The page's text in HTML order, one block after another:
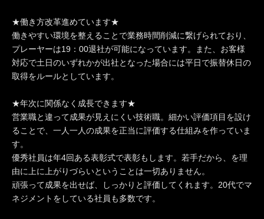
★働き方改革進めています★
働きやすい環境を整えることで業務時間削減に繋げられており、
プレーヤーは19：00退社が可能になっています。また、お客様
対応で土日のいずれかが出社となった場合には平日で振替休日の
取得をルールとしています。
★年次に関係なく成長できます★
営業職と違って成果が見えにくい技術職。細かい評価項目を設け
ることで、一人一人の成果を正当に評価する仕組みを作っていま
す。
優秀社員は年4回ある表彰式で表彰もします。若手だから、を理
由に上に上がりづらいということは一切ありません。
頑張って成果を出せば、しっかりと評価してくれます。20代でマ
ネジメントをしている社員も多数です。